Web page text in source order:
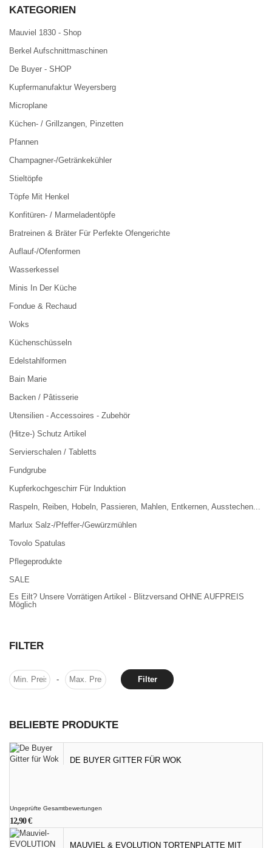
KATEGORIEN
Mauviel 1830 - Shop
Berkel Aufschnittmaschinen
De Buyer - SHOP
Kupfermanufaktur Weyersberg
Microplane
Küchen- / Grillzangen, Pinzetten
Pfannen
Champagner-/Getränkekühler
Stieltöpfe
Töpfe Mit Henkel
Konfitüren- / Marmeladentöpfe
Bratreinen & Bräter Für Perfekte Ofengerichte
Auflauf-/Ofenformen
Wasserkessel
Minis In Der Küche
Fondue & Rechaud
Woks
Küchenschüsseln
Edelstahlformen
Bain Marie
Backen / Pâtisserie
Utensilien - Accessoires - Zubehör
(Hitze-) Schutz Artikel
Servierschalen / Tabletts
Fundgrube
Kupferkochgeschirr Für Induktion
Raspeln, Reiben, Hobeln, Passieren, Mahlen, Entkernen, Ausstechen...
Marlux Salz-/Pfeffer-/Gewürzmühlen
Tovolo Spatulas
Pflegeprodukte
SALE
Es Eilt? Unsere Vorrätigen Artikel - Blitzversand OHNE AUFPREIS
Möglich
FILTER
- Filter
BELIEBTE PRODUKTE
DE BUYER GITTER FÜR WOK
Ungeprüfte Gesamtbewertungen
12,90€
MAUVIEL & EVOLUTION TORTENPLATTE MIT